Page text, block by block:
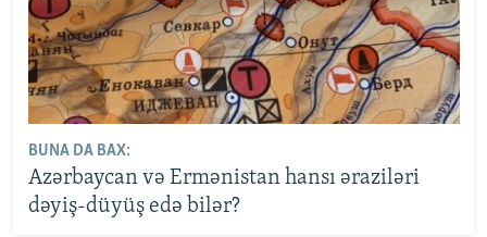
BUNA DA BAX:
Azərbaycan və Ermənistan hansı əraziləri
dəyiş-düyüş edə bilər?